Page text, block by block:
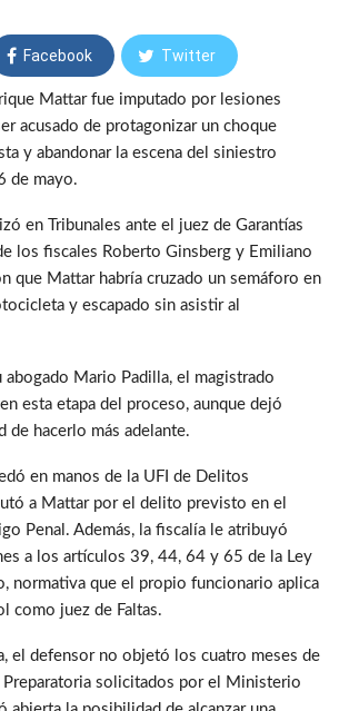
Facebook Twitter
WhatsApp Telegram
Mattar fue imputado por lesiones
acusado de protagonizar un choque
y abandonar la escena del siniestro
de mayo.
en Tribunales ante el juez de Garantías
los fiscales Roberto Ginsberg y Emiliano
que Mattar habría cruzado un semáforo en
y escapado sin asistir al
abogado Mario Padilla, el magistrado
esta etapa del proceso, aunque dejó
de hacerlo más adelante.
en manos de la UFI de Delitos
a Mattar por el delito previsto en el
Penal. Además, la fiscalía le atribuyó
a los artículos 39, 44, 64 y 65 de la Ley
normativa que el propio funcionario aplica
como juez de Faltas.
el defensor no objetó los cuatro meses de
Preparatoria solicitados por el Ministerio